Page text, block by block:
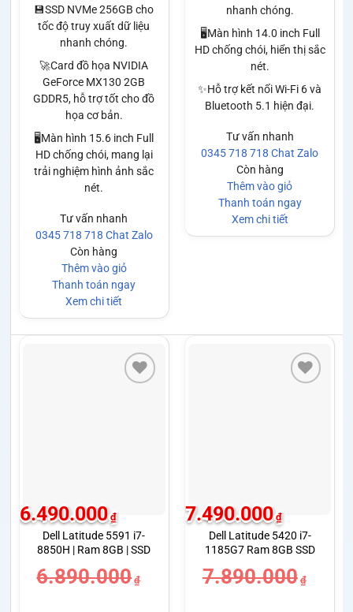
💾SSD NVMe 256GB cho
tốc độ truy xuất dữ liệu
nhanh chóng.
🚀Card đồ họa NVIDIA
GeForce MX130 2GB
GDDR5, hỗ trợ tốt cho đồ
họa cơ bản.
🖥️Màn hình 15.6 inch Full
HD chống chói, mang lại
trải nghiệm hình ảnh sắc
nét.
Tư vấn nhanh
0345 718 718 Chat Zalo
Còn hàng
Thêm vào giỏ
Thanh toán ngay
Xem chi tiết
nhanh chóng.
🖥️Màn hình 14.0 inch Full
HD chống chói, hiển thị sắc
nét.
✨Hỗ trợ kết nối Wi-Fi 6 và
Bluetooth 5.1 hiện đại.
Tư vấn nhanh
0345 718 718 Chat Zalo
Còn hàng
Thêm vào giỏ
Thanh toán ngay
Xem chi tiết
Dell Latitude 5591 i7-
8850H | Ram 8GB | SSD
2GB | Màn 15.6 inch FHD
6.890.000 ₫
6.490.000 ₫
Dell Latitude 5420 i7-
1185G7 Ram 8GB SSD
7.890.000 ₫
7.490.000 ₫